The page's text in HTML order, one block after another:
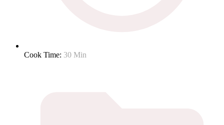
Cook Time: 30 Min